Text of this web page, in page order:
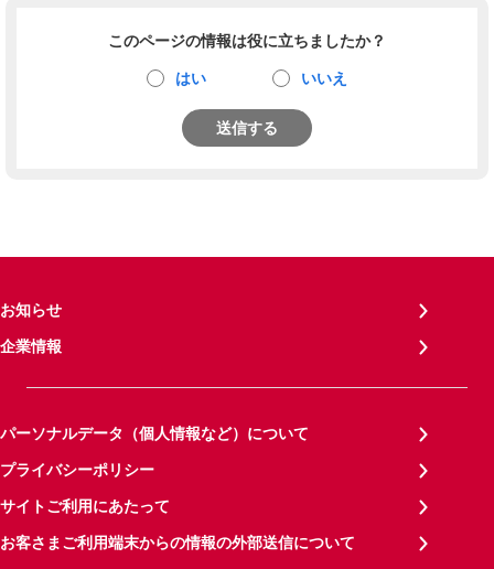
このページの情報は役に立ちましたか？
はい いいえ
送信する
お知らせ
企業情報
パーソナルデータ（個人情報など）について
プライバシーポリシー
サイトご利用にあたって
お客さまご利用端末からの情報の外部送信について